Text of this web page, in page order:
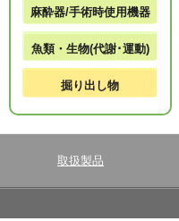
麻酔器/手術時使用機器
魚類・生物(代謝･運動)
掘り出し物
取扱製品